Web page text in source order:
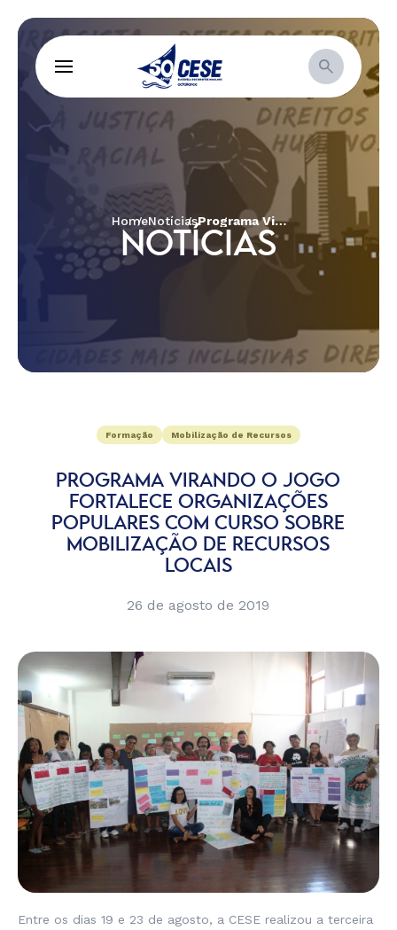
HomeNotícias Programa Virando o Jogo fortalece organizações populares com curso sobre Mobilização de Recursos Locais
NOTÍCIAS
Formação Mobilização de Recursos
PROGRAMA VIRANDO O JOGO
FORTALECE ORGANIZAÇÕES
POPULARES COM CURSO SOBRE
MOBILIZAÇÃO DE RECURSOS
LOCAIS
26 de agosto de 2019
Entre os dias 19 e 23 de agosto, a CESE realizou a terceira